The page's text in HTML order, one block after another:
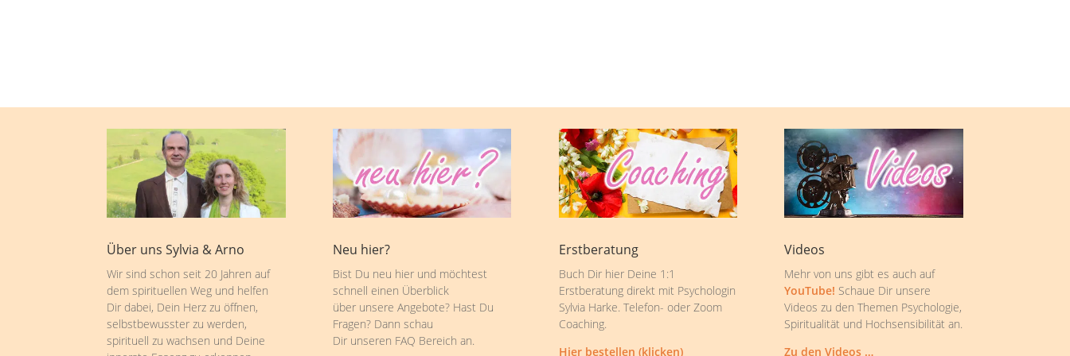
Über uns Sylvia & Arno
Wir sind schon seit 20 Jahren auf
dem spirituellen Weg und helfen
Dir dabei, Dein Herz zu öffnen,
selbstbewusster zu werden,
spirituell zu wachsen und Deine
Neu hier?
Bist Du neu hier und möchtest
schnell einen Überblick
über unsere Angebote? Hast Du
Fragen? Dann schau
Dir unseren FAQ Bereich an.
Erstberatung
Buch Dir hier Deine 1:1
Erstberatung direkt mit Psychologin
Sylvia Harke. Telefon- oder Zoom
Coaching.
Hier bestellen (klicken)
Videos
Mehr von uns gibt es auch auf
YouTube! Schaue Dir unsere
Videos zu den Themen Psychologie,
Spiritualität und Hochsensibilität an.
Zu den Videos …